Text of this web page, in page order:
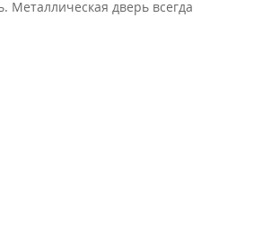
Металлическая дверь всегда